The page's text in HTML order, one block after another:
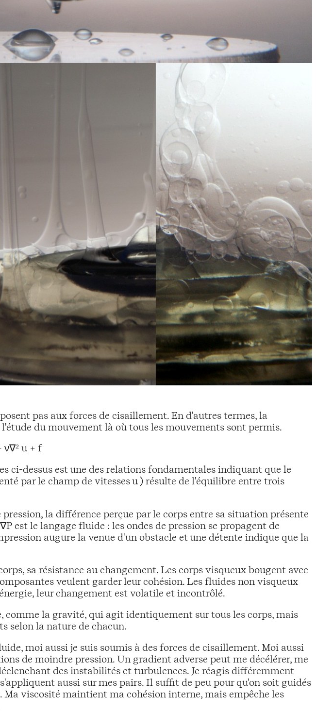
pas aux forces de cisaillement. En d'autres termes, la
du mouvement là où tous les mouvements sont permis.
ν∇² u + f
ci-dessus est une des relations fondamentales indiquant que le
par le champ de vitesses u ) résulte de l'équilibre entre trois
la différence perçue par le corps entre sa situation présente
est le langage fluide : les ondes de pression se propagent de
augure la venue d'un obstacle et une détente indique que la
sa résistance au changement. Les corps visqueux bougent avec
veulent garder leur cohésion. Les fluides non visqueux
leur changement est volatile et incontrôlé.
comme la gravité, qui agit identiquement sur tous les corps, mais
selon la nature de chacun.
moi aussi je suis soumis à des forces de cisaillement. Moi aussi
de moindre pression. Un gradient adverse peut me décélérer, me
des instabilités et turbulences. Je réagis différemment
aussi sur mes pairs. Il suffit de peu pour qu'on soit guidés
Ma viscosité maintient ma cohésion interne, mais empêche les